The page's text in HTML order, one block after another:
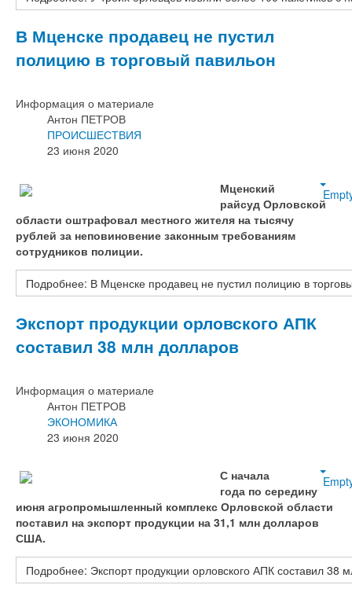
В Мценске продавец не пустил
полицию в торговый павильон
Информация о материале
Антон ПЕТРОВ
ПРОИСШЕСТВИЯ
23 июня 2020
Мценский
райсуд Орловской
области оштрафовал местного жителя на тысячу
рублей за неповиновение законным требованиям
сотрудников полиции.
Подробнее: В Мценске продавец не пустил полицию в
Экспорт продукции орловского АПК
составил 38 млн долларов
Информация о материале
Антон ПЕТРОВ
ЭКОНОМИКА
23 июня 2020
С начала
года по середину
июня агропромышленный комплекс Орловской области
поставил на экспорт продукции на 31,1 млн долларов
США.
Подробнее: Экспорт продукции орловского АПК составил 38